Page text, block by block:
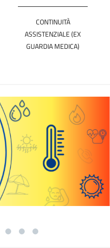
CONTINUITÀ
ASSISTENZIALE (EX
GUARDIA MEDICA)